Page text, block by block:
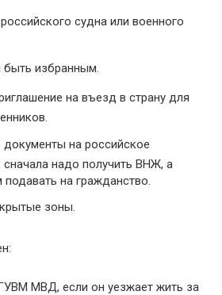
судна или военного
быть избранным.
на въезд в страну для
документы на российское
сначала надо получить ВНЖ, а
подавать на гражданство.
зоны.
МВД, если он уезжает жить за